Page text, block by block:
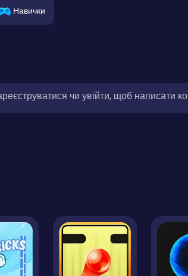
Навички
чи увійти, щоб написати